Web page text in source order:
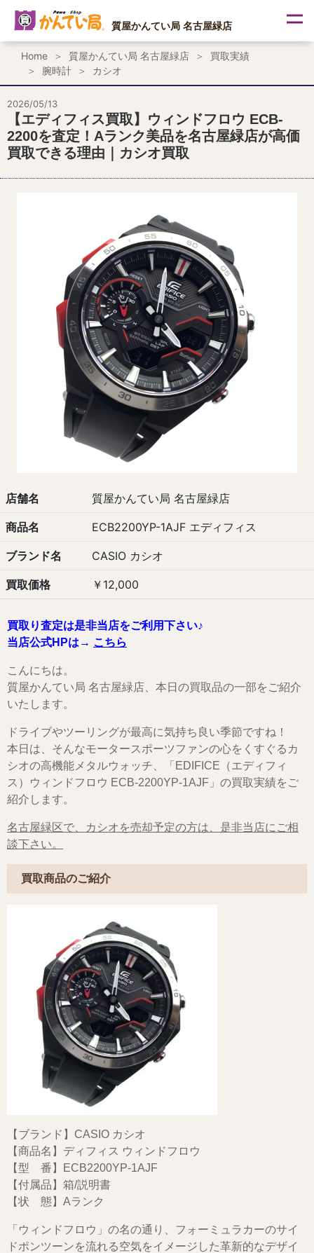
ス
プ
質屋かんてい局 名古屋緑店
Home 質屋かんてい局 名古屋緑店
買取実績
腕時計
カシオ
2026/05/13
【エディフィス買取】ウィンドフロウ ECB-
2200を査定！Aランク美品を名古屋緑店が高価
買取できる理由｜カシオ買取
店舗名 質屋かんてい局 名古屋緑店
商品名 ECB2200YP-1AJF エディフィス
ブランド名 CASIO カシオ
買取価格 ￥12,000
買取り査定は是非当店をご利用下さい♪
当店公式HPは→ こちら
こんにちは。
質屋かんてい局 名古屋緑店、本日の買取品の一部をご紹介
いたします。
ドライブやツーリングが最高に気持ち良い季節ですね！
本日は、そんなモータースポーツファンの心をくすぐるカ
シオの高機能メタルウォッチ、「EDIFICE（エディフィ
ス）ウィンドフロウ ECB-2200YP-1AJF」の買取実績をご
紹介します。
名古屋緑区で、カシオを売却予定の方は、是非当店にご相
談下さい。
買取商品のご紹介
【ブランド】CASIO カシオ
【商品名】ディフィス ウィンドフロウ
【型 番】ECB2200YP-1AJF
【付属品】箱/説明書
【状 態】Aランク
「ウィンドフロウ」の名の通り、フォーミュラカーのサイ
ドポンツーンを流れる空気をイメージした革新的なデザイ